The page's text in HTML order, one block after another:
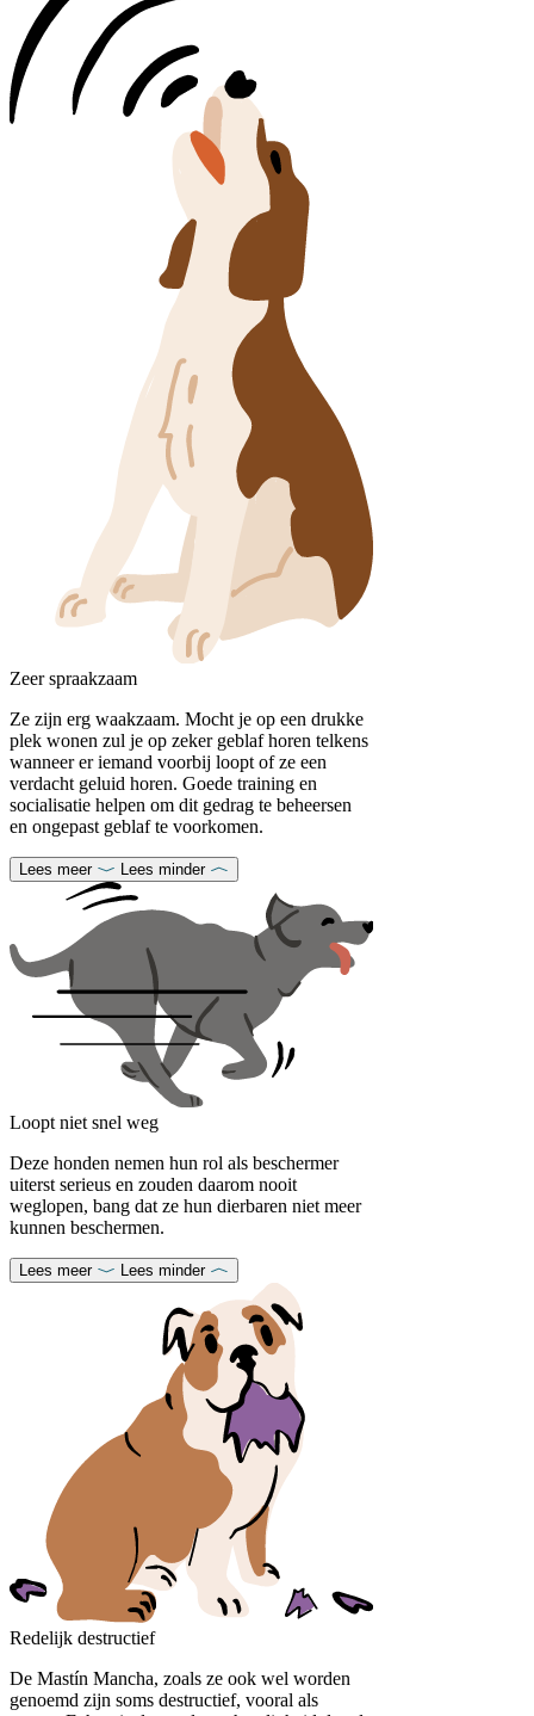
Zeer spraakzaam
Ze zijn erg waakzaam. Mocht je op een drukke
plek wonen zul je op zeker geblaf horen telkens
wanneer er iemand voorbij loopt of ze een
verdacht geluid horen. Goede training en
socialisatie helpen om dit gedrag te beheersen
en ongepast geblaf te voorkomen.
Lees meer Lees minder
Loopt niet snel weg
Deze honden nemen hun rol als beschermer
uiterst serieus en zouden daarom nooit
weglopen, bang dat ze hun dierbaren niet meer
kunnen beschermen.
Lees meer Lees minder
Redelijk destructief
De Mastín Mancha, zoals ze ook wel worden
genoemd zijn soms destructief, vooral als